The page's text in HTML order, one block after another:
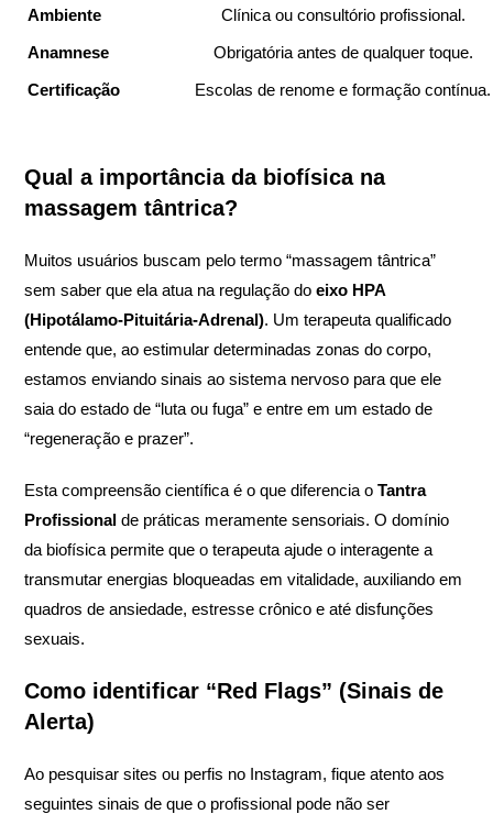
Ambiente
Clínica ou consultório profissional.
Anamnese
Obrigatória antes de qualquer toque.
Certificação
Escolas de renome e formação contínua.
Qual a importância da biofísica na
massagem tântrica?
Muitos usuários buscam pelo termo “massagem tântrica”
sem saber que ela atua na regulação doeixo HPA
(Hipotálamo-Pituitária-Adrenal). Um terapeuta qualificado
entende que, ao estimular determinadas zonas do corpo,
estamos enviando sinais ao sistema nervoso para que ele
saia do estado de “luta ou fuga” e entre em um estado de
“regeneração e prazer”.
Esta compreensão científica é o que diferencia oTantra
Profissional de práticas meramente sensoriais. O domínio
da biofísica permite que o terapeuta ajude o interagente a
transmutar energias bloqueadas em vitalidade, auxiliando em
quadros de ansiedade, estresse crônico e até disfunções
sexuais.
Como identificar “Red Flags” (Sinais de
Alerta)
Ao pesquisar sites ou perfis no Instagram, fique atento aos
seguintes sinais de que o profissional pode não ser